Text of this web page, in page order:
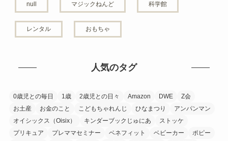
null マジックねんど 科学館
レンタル おもちゃ
人気のタグ
0歳児との毎日 1歳 2歳児との日々 Amazon DWE
Z会
お土産
お金のこと こどもちゃれんじ ひなまつり
アンパンマン
オイシックス（Oisix）
キンダーブックじゅにあ
ストッケ
プリキュア
プレママセミナー ベネフィット ベビーカー
ポピー